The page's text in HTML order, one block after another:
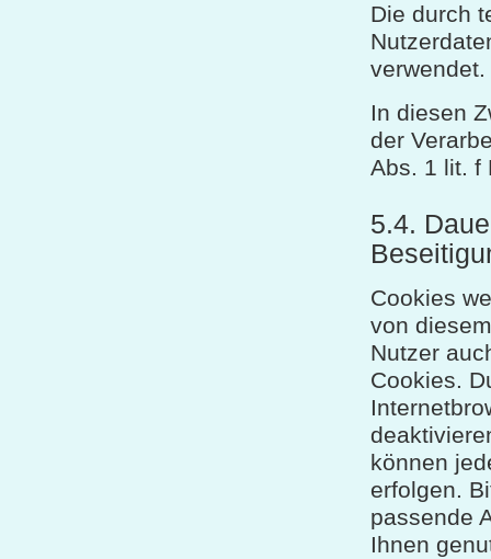
Die durch
verwendet.
In diesen
der
Abs. 1 lit. f
5.4.
Cookies
von
Nutzer
Cookies.
können
erfolgen.
passende
Ihnen